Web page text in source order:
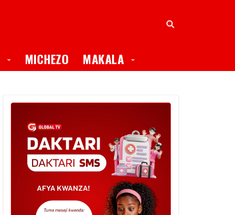
Toggle Dropdown
MICHEZO MAKALA Toggle Dropdown